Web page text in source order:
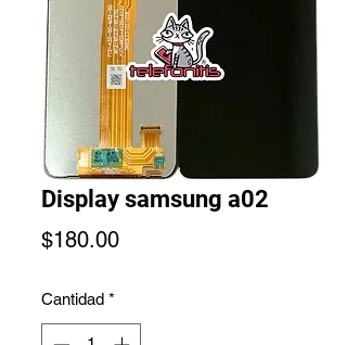
Display samsung a02
$180.00Precio
Cantidad *